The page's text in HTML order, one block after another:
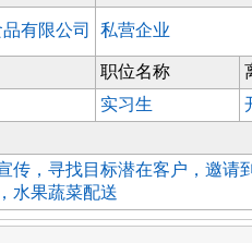
有限公司 私营企业
职位名称
实习生
传，寻找目标潜在客户，邀请
水果蔬菜配送